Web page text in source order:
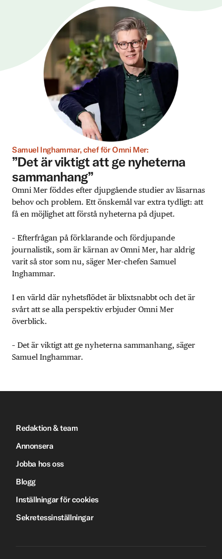
Samuel Inghammar, chef för Omni Mer:
”Det är viktigt att ge nyheterna
sammanhang”
Omni Mer föddes efter djupgående studier av läsarnas
behov och problem. Ett önskemål var extra tydligt: att
få en möjlighet att förstå nyheterna på djupet.
– Efterfrågan på förklarande och fördjupande
journalistik, som är kärnan av Omni Mer, har aldrig
varit så stor som nu, säger Mer-chefen Samuel
Inghammar.
I en värld där nyhetsflödet är blixtsnabbt och det är
svårt att se alla perspektiv erbjuder Omni Mer
överblick.
– Det är viktigt att ge nyheterna sammanhang, säger
Samuel Inghammar.
Redaktion & team
Annonsera
Jobba hos oss
Blogg
Inställningar för cookies
Sekretessinställningar